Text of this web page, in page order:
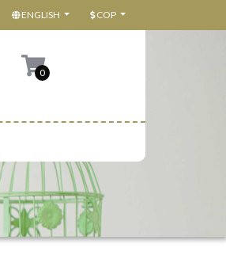
ENGLISH COP
0